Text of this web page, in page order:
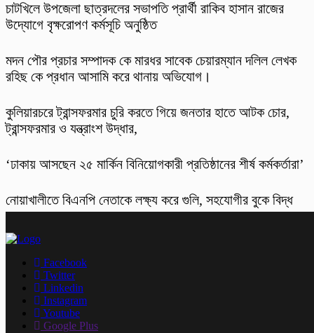
চাটখিলে উপজেলা ছাত্রদলের সভাপতি প্রার্থী রাকিব হাসান রাজের
উদ্যোগে বৃক্ষরোপণ কর্মসূচি অনুষ্ঠিত
মদন পৌর প্রচার সম্পাদক কে মারধর সাবেক চেয়ারম্যান দলিল লেখক
রহিছ কে প্রধান আসামি করে থানায় অভিযোগ।
কুলিয়ারচরে ট্রান্সফরমার চুরি করতে গিয়ে জনতার হাতে আটক চোর,
ট্রান্সফরমার ও যন্ত্রাংশ উদ্ধার,
‘ঢাকায় আসছেন ২৫ মার্কিন বিনিয়োগকারী প্রতিষ্ঠানের শীর্ষ কর্মকর্তারা’
নোয়াখালীতে বিএনপি নেতাকে লক্ষ্য করে গুলি, সহযোগীর বুকে বিদ্ধ
Facebook
Twitter
Linkedin
Instagram
Youtube
Google Plus